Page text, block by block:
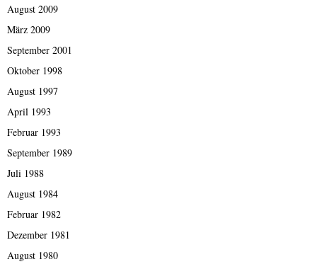
August 2009
März 2009
September 2001
Oktober 1998
August 1997
April 1993
Februar 1993
September 1989
Juli 1988
August 1984
Februar 1982
Dezember 1981
August 1980